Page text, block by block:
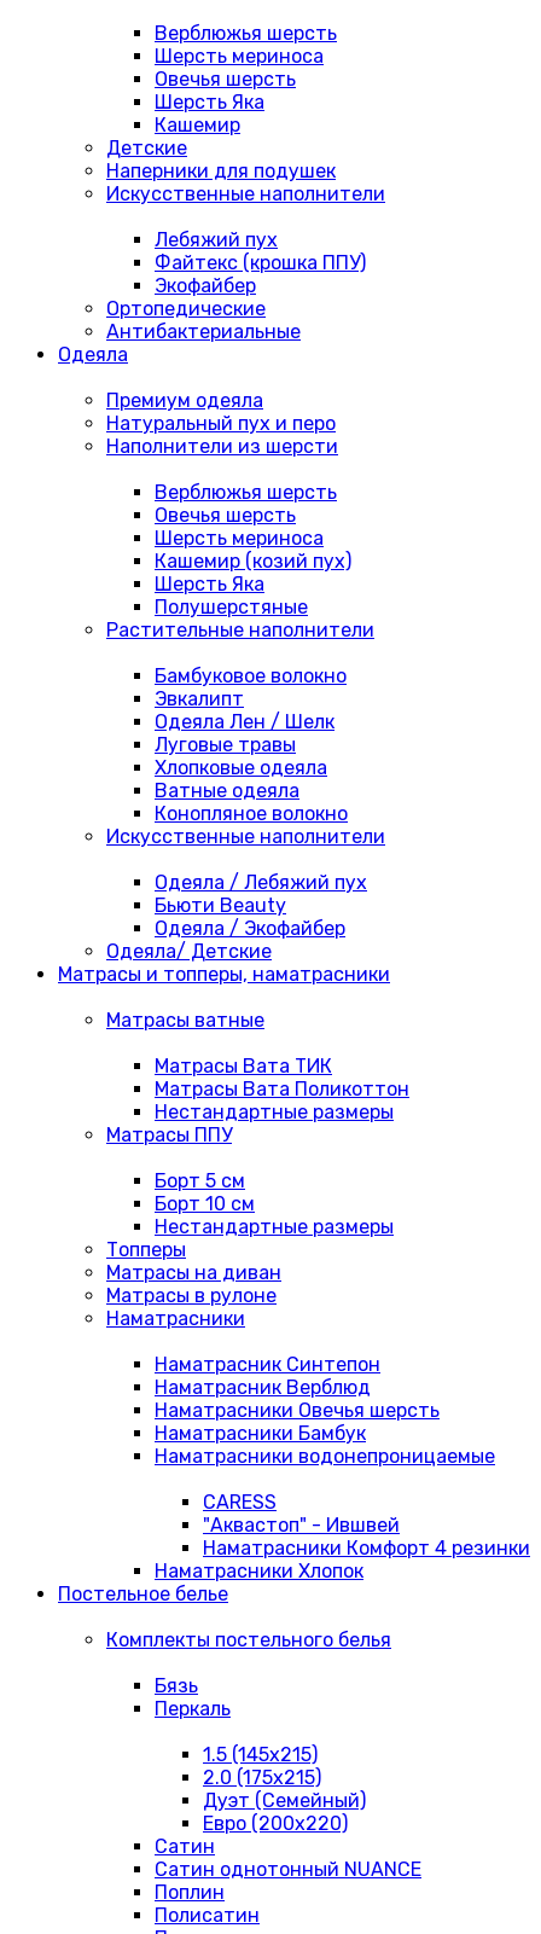
Верблюжья шерсть
Шерсть мериноса
Овечья шерсть
Шерсть Яка
Кашемир
Детские
Наперники для подушек
Искусственные наполнители
Лебяжий пух
Файтекс (крошка ППУ)
Экофайбер
Ортопедические
Антибактериальные
Одеяла
Премиум одеяла
Натуральный пух и перо
Наполнители из шерсти
Верблюжья шерсть
Овечья шерсть
Шерсть мериноса
Кашемир (козий пух)
Шерсть Яка
Полушерстяные
Растительные наполнители
Бамбуковое волокно
Эвкалипт
Одеяла Лен / Шелк
Луговые травы
Хлопковые одеяла
Ватные одеяла
Конопляное волокно
Искусственные наполнители
Одеяла / Лебяжий пух
Бьюти Beauty
Одеяла / Экофайбер
Одеяла/ Детские
Матрасы и топперы, наматрасники
Матрасы ватные
Матрасы Вата ТИК
Матрасы Вата Поликоттон
Нестандартные размеры
Матрасы ППУ
Борт 5 см
Борт 10 см
Нестандартные размеры
Топперы
Матрасы на диван
Матрасы в рулоне
Наматрасники
Наматрасник Синтепон
Наматрасник Верблюд
Наматрасники Овечья шерсть
Наматрасники Бамбук
Наматрасники водонепроницаемые
CARESS
"Аквастоп" - Ившвей
Наматрасники Комфорт 4 резинки
Наматрасники Хлопок
Постельное белье
Комплекты постельного белья
Бязь
Перкаль
1.5 (145х215)
2.0 (175х215)
Дуэт (Семейный)
Евро (200х220)
Сатин
Сатин однотонный NUANCE
Поплин
Полисатин